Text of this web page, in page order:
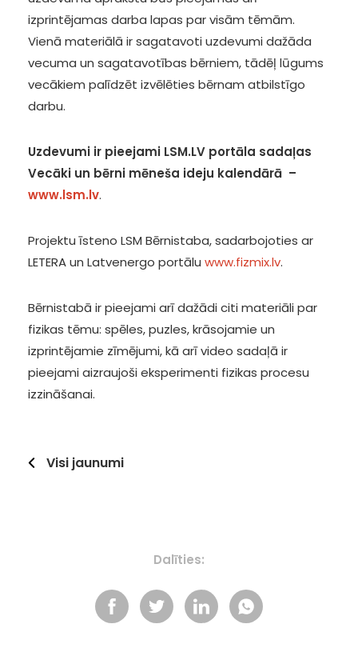
izprintējamas darba lapas par visām tēmām.
Vienā materiālā ir sagatavoti uzdevumi dažāda
vecuma un sagatavotības bērniem, tādēļ lūgums
vecākiem palīdzēt izvēlēties bērnam atbilstīgo
darbu.
Uzdevumi ir pieejami LSM.LV portāla sadaļas
Vecāki un bērni mēneša ideju kalendārā –
www.lsm.lv.
Projektu īsteno LSM Bērnistaba, sadarbojoties ar
LETERA un Latvenergo portālu www.fizmix.lv.
Bērnistabā ir pieejami arī dažādi citi materiāli par
fizikas tēmu: spēles, puzles, krāsojamie un
izprintējamie zīmējumi, kā arī video sadaļā ir
pieejami aizraujoši eksperimenti fizikas procesu
izzināšanai.
Visi jaunumi
Dalīties: